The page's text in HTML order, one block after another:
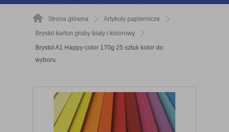
Strona główna
Artykuły papiernicze
Brystol karton gruby biały i kolorowy
Brystol A1 Happy-color 170g 25 sztuk kolor do
wyboru